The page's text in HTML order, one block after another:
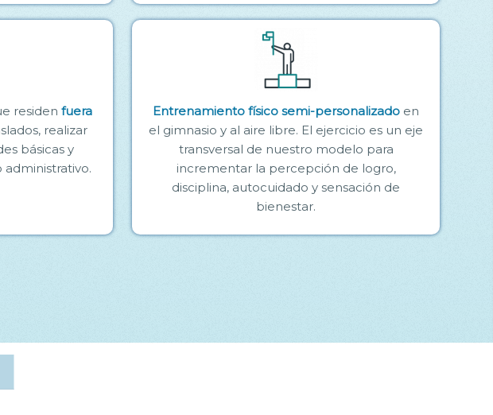
residen fuera
realizar
básicas y
Entrenamiento físico semi-personalizado en
el gimnasio y al aire libre. El ejercicio es un eje
transversal de nuestro modelo para
incrementar la percepción de logro,
disciplina, autocuidado y sensación de
bienestar.